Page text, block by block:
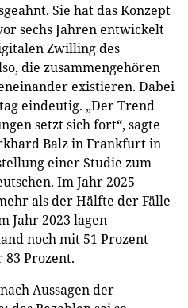
Sie hat das Konzept
sechs Jahren entwickelt
Zwilling des
die zusammengehören
existieren. Dabei
eindeutig. „Der Trend
setzt sich fort“, sagte
Balz in Frankfurt in
einer Studie zum
Im Jahr 2025
als der Hälfte der Fälle
Jahr 2023 lagen
noch mit 51 Prozent
83 Prozent.
Aussagen der